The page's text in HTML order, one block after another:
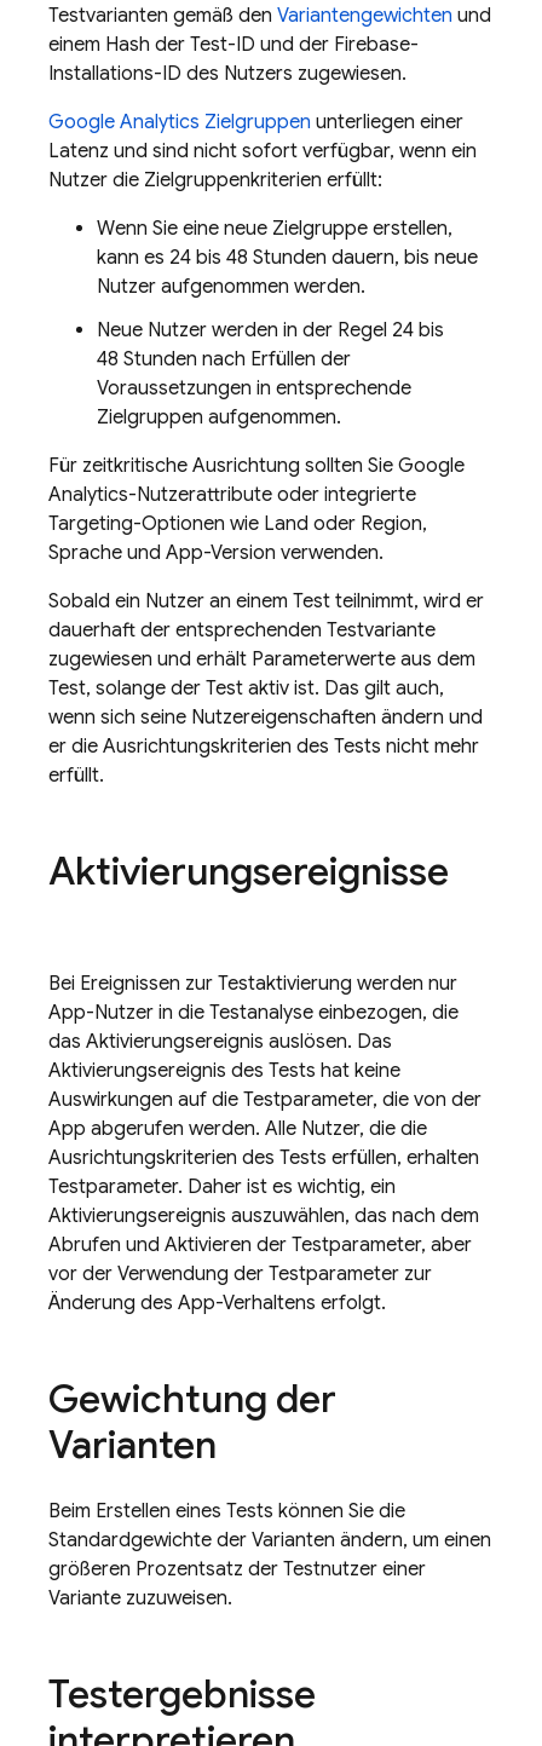
Testvarianten gemäß den Variantengewichten und
einem Hash der Test-ID und der Firebase-
Installations-ID des Nutzers zugewiesen.
Google Analytics Zielgruppen unterliegen einer
Latenz und sind nicht sofort verfügbar, wenn ein
Nutzer die Zielgruppenkriterien erfüllt:
Wenn Sie eine neue Zielgruppe erstellen,
kann es 24 bis 48 Stunden dauern, bis neue
Nutzer aufgenommen werden.
Neue Nutzer werden in der Regel 24 bis
48 Stunden nach Erfüllen der
Voraussetzungen in entsprechende
Zielgruppen aufgenommen.
Für zeitkritische Ausrichtung sollten Sie Google
Analytics-Nutzerattribute oder integrierte
Targeting-Optionen wie Land oder Region,
Sprache und App-Version verwenden.
Sobald ein Nutzer an einem Test teilnimmt, wird er
dauerhaft der entsprechenden Testvariante
zugewiesen und erhält Parameterwerte aus dem
Test, solange der Test aktiv ist. Das gilt auch,
wenn sich seine Nutzereigenschaften ändern und
er die Ausrichtungskriterien des Tests nicht mehr
erfüllt.
Aktivierungsereignisse
Bei Ereignissen zur Testaktivierung werden nur
App-Nutzer in die Testanalyse einbezogen, die
das Aktivierungsereignis auslösen. Das
Aktivierungsereignis des Tests hat keine
Auswirkungen auf die Testparameter, die von der
App abgerufen werden. Alle Nutzer, die die
Ausrichtungskriterien des Tests erfüllen, erhalten
Testparameter. Daher ist es wichtig, ein
Aktivierungsereignis auszuwählen, das nach dem
Abrufen und Aktivieren der Testparameter, aber
vor der Verwendung der Testparameter zur
Änderung des App-Verhaltens erfolgt.
Gewichtung der
Varianten
Beim Erstellen eines Tests können Sie die
Standardgewichte der Varianten ändern, um einen
größeren Prozentsatz der Testnutzer einer
Variante zuzuweisen.
Testergebnisse